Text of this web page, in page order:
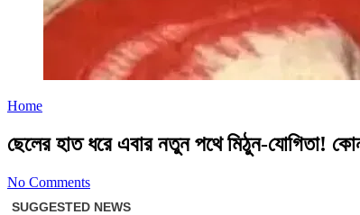
Home
ছেলের হাত ধরে এবার নতুন পথে মিঠুন-যোগিতা!
No Comments